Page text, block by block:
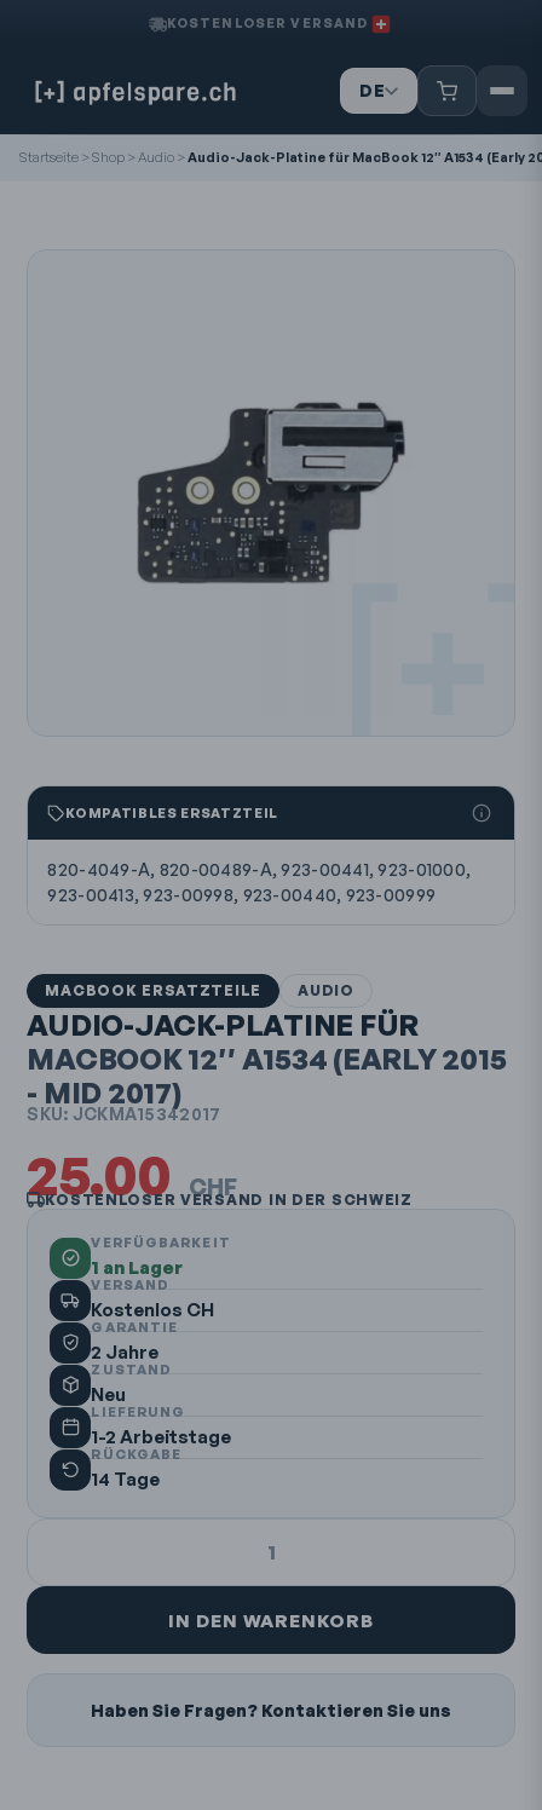
KOSTENLOSER VERSAND
DE
IT
Startseite >Shop >Audio >Audio-Jack-Platine für MacBook 12″ A1534 (Early
KOMPATIBLES ERSATZTEIL
820-4049-A, 820-00489-A, 923-00441, 923-01000,
923-00413, 923-00998, 923-00440, 923-00999
MACBOOK ERSATZTEILE AUDIO
AUDIO-JACK-PLATINE FÜR
MACBOOK 12″ A1534 (EARLY 2015
- MID 2017)
SKU: JCKMA15342017
25.00 CHF
KOSTENLOSER VERSAND IN DER SCHWEIZ
VERFÜGBARKEIT
1 an Lager
VERSAND
Kostenlos CH
GARANTIE
2 Jahre
ZUSTAND
Neu
LIEFERUNG
1-2 Arbeitstage
RÜCKGABE
14 Tage
1
IN DEN WARENKORB
Haben Sie Fragen? Kontaktieren Sie uns